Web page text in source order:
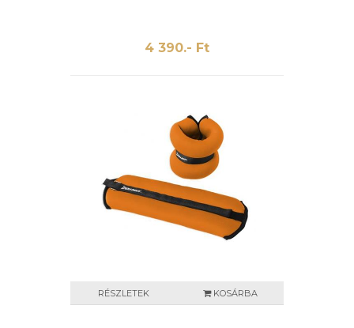
4 390.- Ft
RÉSZLETEK KOSÁRBA